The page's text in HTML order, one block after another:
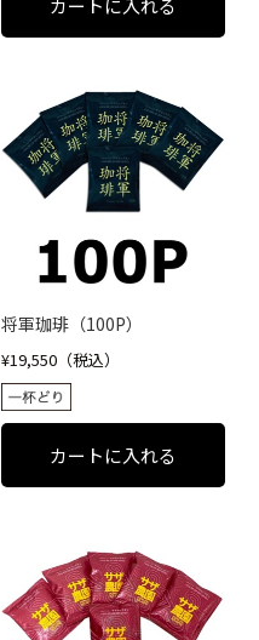
将軍珈琲（100P）
¥19,550（税込）